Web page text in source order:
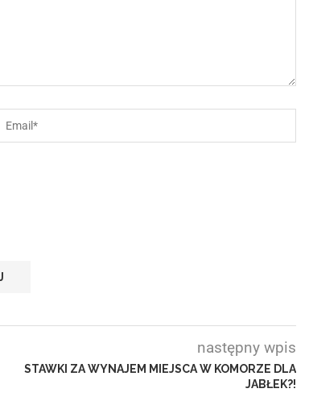
następny wpis
STAWKI ZA WYNAJEM MIEJSCA W KOMORZE DLA
JABŁEK?!